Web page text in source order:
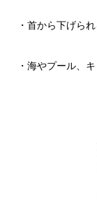
・首から下げら
・海やプール、